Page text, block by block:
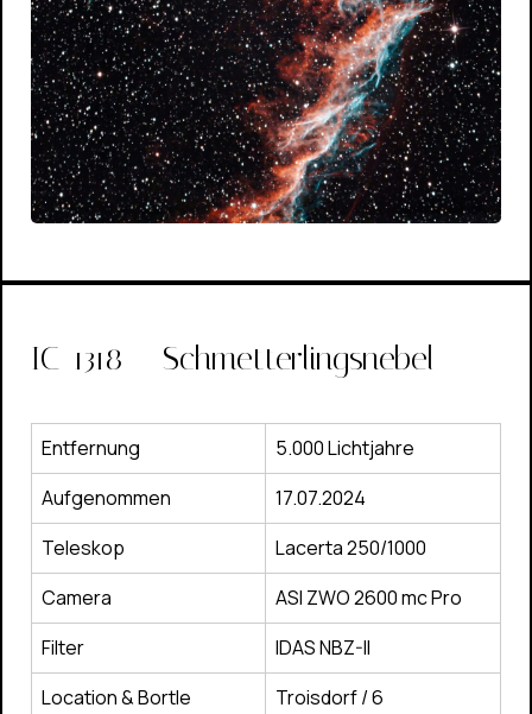
IC-1318 – Schmetterlingsnebel
Entfernung
5.000 Lichtjahre
Aufgenommen
17.07.2024
Teleskop
Lacerta 250/1000
Camera
ASI ZWO 2600 mc Pro
Filter
IDAS NBZ-II
Location & Bortle
Troisdorf / 6